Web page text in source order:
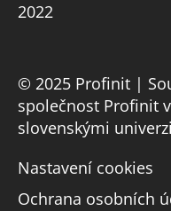
2022
© 2025 Profinit |
společnost Profinit
slovenskými
Nastavení cookies
Ochrana osobních